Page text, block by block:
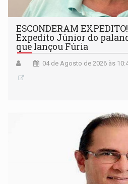
ESCONDERAM
Expedito Júnior do
que lançou Fúria
04 de Agosto de 2026 às